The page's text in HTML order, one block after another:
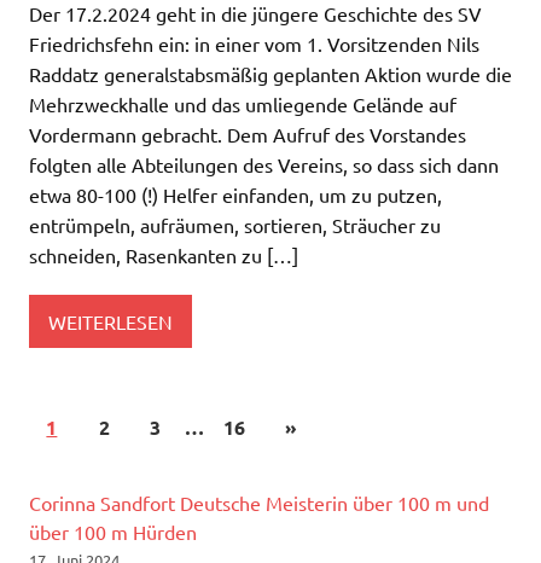
Der 17.2.2024 geht in die jüngere Geschichte des SV
Friedrichsfehn ein: in einer vom 1. Vorsitzenden Nils
Raddatz generalstabsmäßig geplanten Aktion wurde die
Mehrzweckhalle und das umliegende Gelände auf
Vordermann gebracht. Dem Aufruf des Vorstandes
folgten alle Abteilungen des Vereins, so dass sich dann
etwa 80-100 (!) Helfer einfanden, um zu putzen,
entrümpeln, aufräumen, sortieren, Sträucher zu
schneiden, Rasenkanten zu […]
WEITERLESEN
1 2 3 … 16 »
Corinna Sandfort Deutsche Meisterin über 100 m und
über 100 m Hürden